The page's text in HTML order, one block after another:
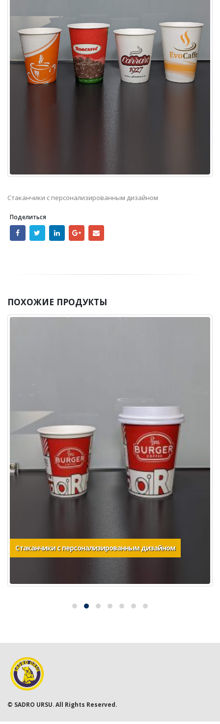
Стаканчики с персонализированным дизайном
Поделиться
ПОХОЖИЕ ПРОДУКТЫ
Стаканчики с персонализированным дизайном
© SADRO URSU. All Rights Reserved.